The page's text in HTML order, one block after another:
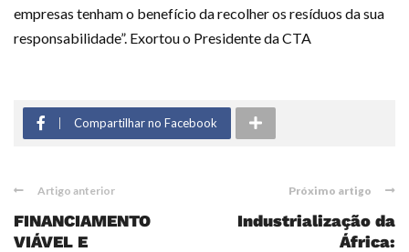
empresas tenham o benefício da recolher os resíduos da sua
responsabilidade”. Exortou o Presidente da CTA
Compartilhar no Facebook
Artigo anterior
FINANCIAMENTO
VIÁVEL E
Próximo artigo
Industrialização da
África: